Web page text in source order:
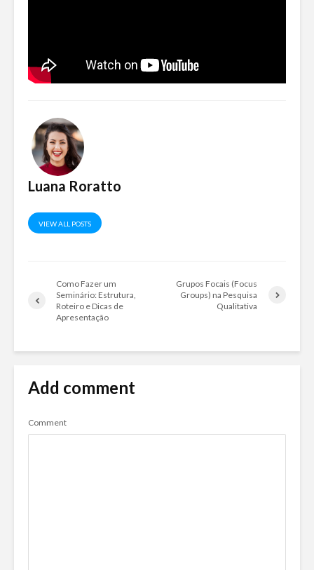
Luana Roratto
VIEW ALL POSTS
Como Fazer um
Seminário: Estrutura,
Roteiro e Dicas de
Apresentação
Grupos Focais (Focus
Groups) na Pesquisa
Qualitativa
Add comment
Comment